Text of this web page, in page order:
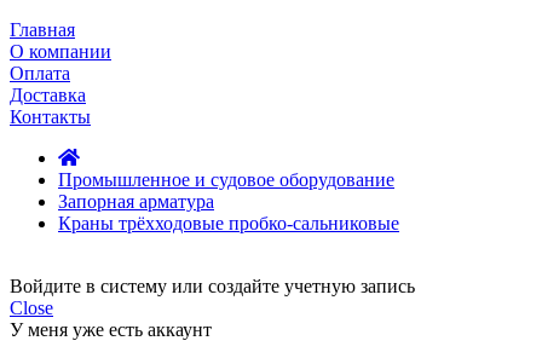
Главная
О компании
Оплата
Доставка
Контакты
Промышленное и судовое оборудование
Запорная арматура
Краны трёхходовые пробко-сальниковые
Войдите в систему или создайте учетную запись
Close
У меня уже есть аккаунт